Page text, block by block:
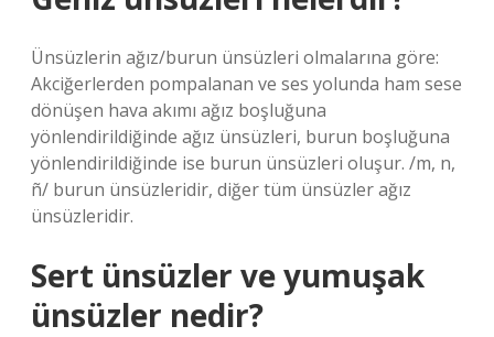
Ünsüzlerin ağız/burun ünsüzleri olmalarına göre:
Akciğerlerden pompalanan ve ses yolunda ham sese
dönüşen hava akımı ağız boşluğuna
yönlendirildiğinde ağız ünsüzleri, burun boşluğuna
yönlendirildiğinde ise burun ünsüzleri oluşur. /m, n,
ñ/ burun ünsüzleridir, diğer tüm ünsüzler ağız
ünsüzleridir.
Sert ünsüzler ve yumuşak
ünsüzler nedir?